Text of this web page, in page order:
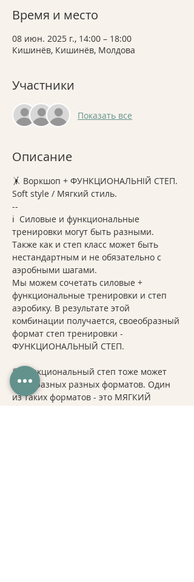
Время и место
08 июн. 2025 г., 14:00 – 18:00
Кишинёв, Кишинёв, Молдова
Участники
Показать все
Описание
🤸 Воркшоп + ФУНКЦИОНАЛЬНІЙ СТЕП.
Soft style / Мягкий стиль.
--
ℹ️  Силовые и функциональные
тренировки могут быть разными.
Также как и степ класс может быть
нестандартным и не обязательно с
аэробными шагами.
Мы можем сочетать силовые +
функциональные тренировки и степ
аэробику. В результате этой
комбинации получается, своеобразный
формат степ тренировки -
ФУНКЦИОНАЛЬНЫЙ СТЕП.
💬Функциональный степ тоже может
быть разных разных форматов. Один
из таких форматов - это МЯГКИЙ